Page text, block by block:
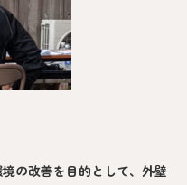
の改善を目的として、外壁